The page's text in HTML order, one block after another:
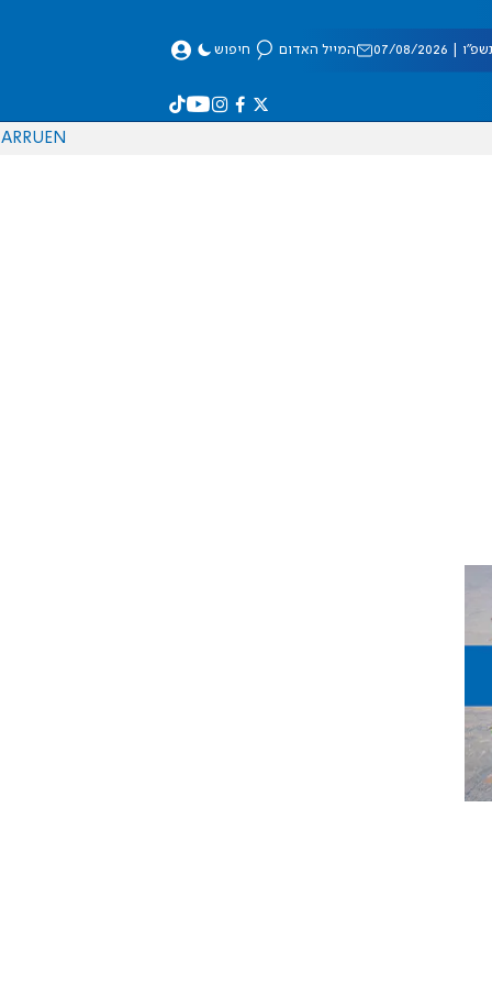
08/2026 המייל האדום חיפוש
EN
RU
AR